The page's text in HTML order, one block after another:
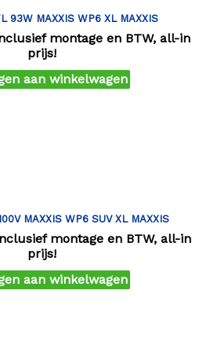
93W MAXXIS WP6 XL MAXXIS
montage en BTW, all-in
prijs!
aan winkelwagen
MAXXIS WP6 SUV XL MAXXIS
montage en BTW, all-in
prijs!
aan winkelwagen